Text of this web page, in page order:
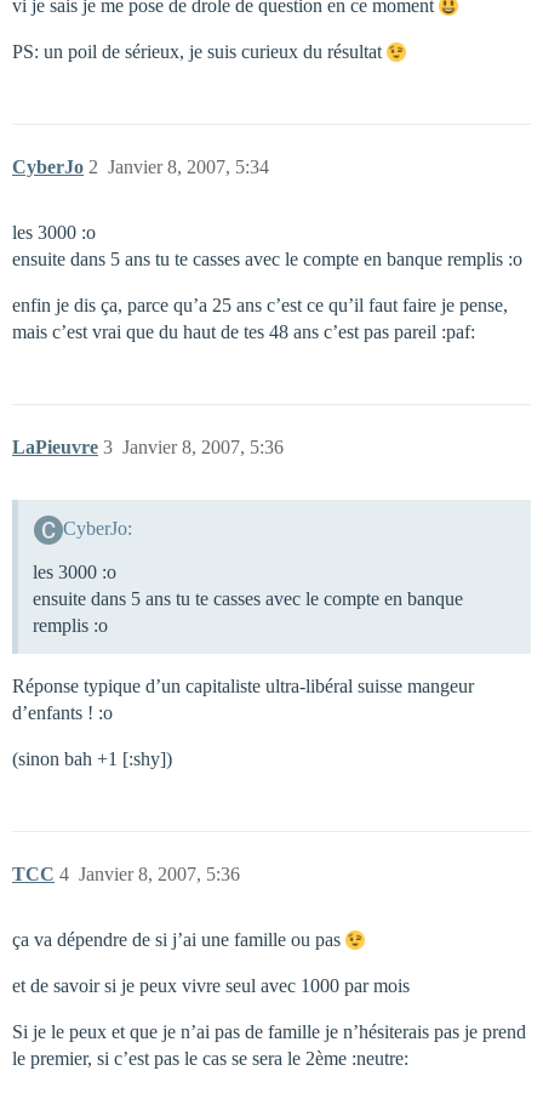
vi je sais je me pose de drole de question en ce moment
PS: un poil de sérieux, je suis curieux du résultat
CyberJo Janvier 8, 2007, 5:34
2
les 3000 :o
ensuite dans 5 ans tu te casses avec le compte en banque remplis :o
enfin je dis ça, parce qu’a 25 ans c’est ce qu’il faut faire je pense,
mais c’est vrai que du haut de tes 48 ans c’est pas pareil :paf:
LaPieuvre Janvier 8, 2007, 5:36
3
CyberJo:
les 3000 :o
ensuite dans 5 ans tu te casses avec le compte en banque
remplis :o
Réponse typique d’un capitaliste ultra-libéral suisse mangeur
d’enfants ! :o
(sinon bah +1 [:shy])
TCC Janvier 8, 2007, 5:36
4
ça va dépendre de si j’ai une famille ou pas
et de savoir si je peux vivre seul avec 1000 par mois
Si je le peux et que je n’ai pas de famille je n’hésiterais pas je prend
le premier, si c’est pas le cas se sera le 2ème :neutre: